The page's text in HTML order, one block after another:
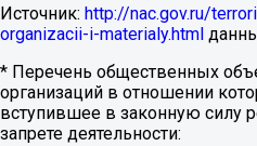
Источник: http://nac.gov.ru/
organizacii-i-materialy.html
* Перечень общественных
организаций в отношении
вступившее в законную силу
запрете деятельности: